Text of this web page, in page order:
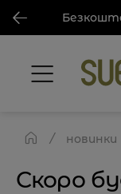
новинки
Скоро